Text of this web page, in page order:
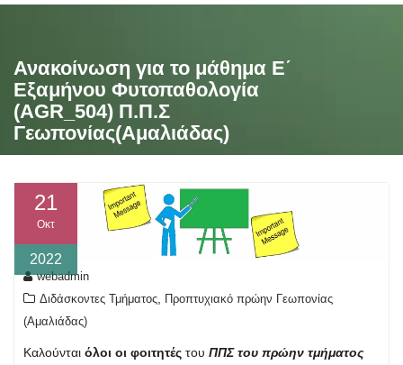
Ανακοίνωση για το μάθημα Ε΄
Εξαμήνου Φυτοπαθολογία
(AGR_504) Π.Π.Σ
Γεωπονίας(Αμαλιάδας)
21
Οκτ
2022
webadmin
Διδάσκοντες Τμήματος
Προπτυχιακό πρώην Γεωπονίας
(Αμαλιάδας)
Καλούνται όλοι οι φοιτητές του ΠΠΣ του πρώην τμήματος